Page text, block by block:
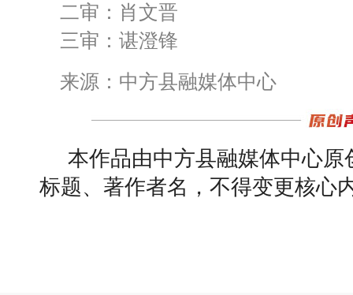
二审：肖文晋
三审：谌澄锋
来源：中方县融媒体中心
本作品由中方县融媒体中心
标题、著作者名，不得变更核心